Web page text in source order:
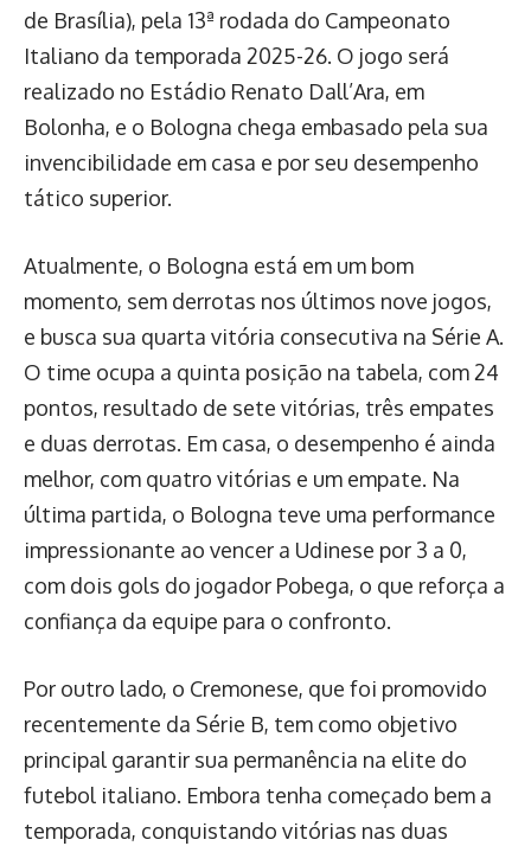
de Brasília), pela 13ª rodada do Campeonato
Italiano da temporada 2025-26. O jogo será
realizado no Estádio Renato Dall’Ara, em
Bolonha, e o Bologna chega embasado pela sua
invencibilidade em casa e por seu desempenho
tático superior.
Atualmente, o Bologna está em um bom
momento, sem derrotas nos últimos nove jogos,
e busca sua quarta vitória consecutiva na Série A.
O time ocupa a quinta posição na tabela, com 24
pontos, resultado de sete vitórias, três empates
e duas derrotas. Em casa, o desempenho é ainda
melhor, com quatro vitórias e um empate. Na
última partida, o Bologna teve uma performance
impressionante ao vencer a Udinese por 3 a 0,
com dois gols do jogador Pobega, o que reforça a
confiança da equipe para o confronto.
Por outro lado, o Cremonese, que foi promovido
recentemente da Série B, tem como objetivo
principal garantir sua permanência na elite do
futebol italiano. Embora tenha começado bem a
temporada, conquistando vitórias nas duas